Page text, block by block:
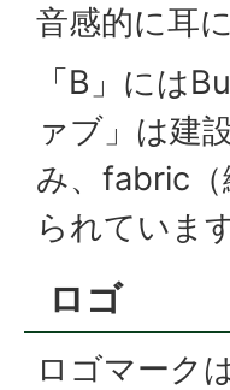
音感的に耳
「B」には
ァブ」は建
み、fabric
られています
ロゴ
ロゴマーク